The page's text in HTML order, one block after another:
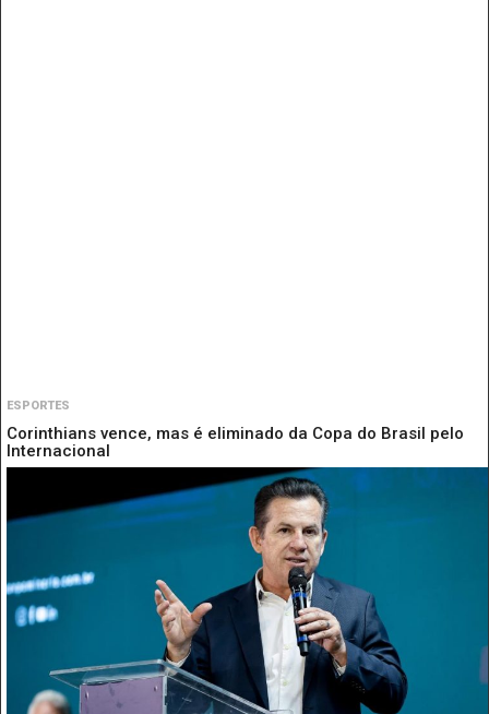
ESPORTES
Corinthians vence, mas é eliminado da Copa do Brasil pelo
Internacional